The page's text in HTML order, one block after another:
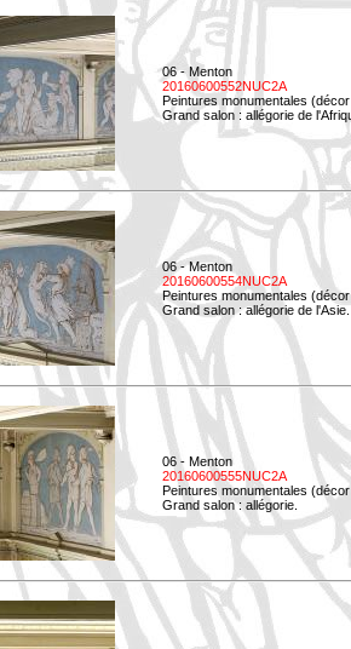
06 - Menton
20160600552NUC2A
Peintures monumentales
Grand salon : allégorie de
06 - Menton
20160600554NUC2A
Peintures monumentales
Grand salon : allégorie de l'Asie.
06 - Menton
20160600555NUC2A
Peintures monumentales
Grand salon : allégorie.